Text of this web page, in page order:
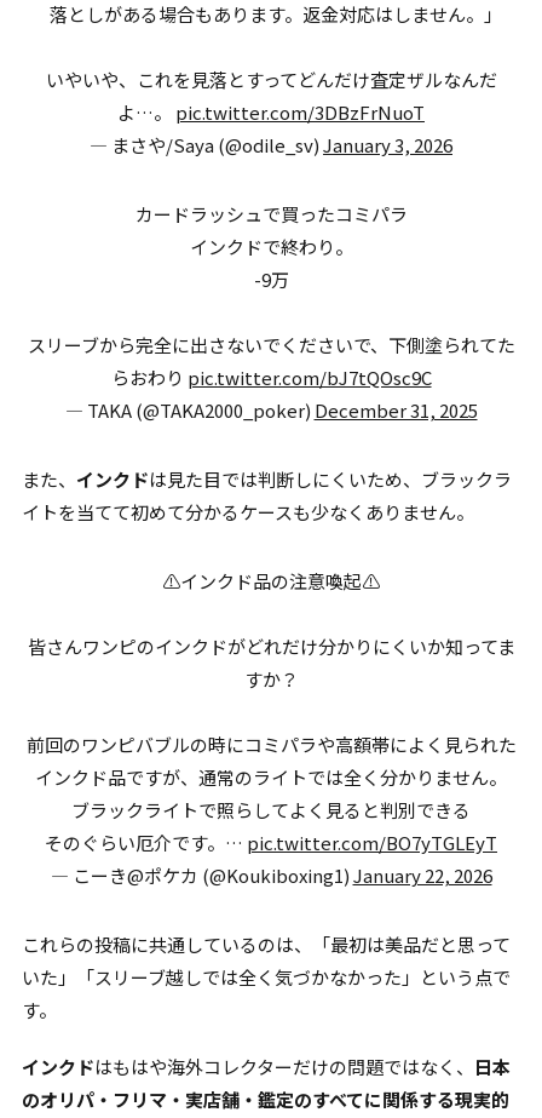
落としがある場合もあります。返金対応はしません。｣
いやいや、これを見落とすってどんだけ査定ザルなんだ
よ…。 pic.twitter.com/3DBzFrNuoT
— まさや/Saya (@odile_sv)January 3, 2026
カードラッシュで買ったコミパラ
インクドで終わり。
-9万
スリーブから完全に出さないでくださいで、下側塗られてた
らおわり pic.twitter.com/bJ7tQOsc9C
— TAKA (@TAKA2000_poker) December 31, 2025
また、 インクドは見た目では判断しにくいため、ブラックラ
イトを当てて初めて分かるケースも少なくありません。
⚠️インクド品の注意喚起⚠️
皆さんワンピのインクドがどれだけ分かりにくいか知ってま
すか？
前回のワンピバブルの時にコミパラや高額帯によく見られた
インクド品ですが、通常のライトでは全く分かりません。
ブラックライトで照らしてよく見ると判別できる
そのぐらい厄介です。… pic.twitter.com/BO7yTGLEyT
— こーき@ポケカ (@Koukiboxing1)January 22, 2026
これらの投稿に共通しているのは、「最初は美品だと思って
いた」「スリーブ越しでは全く気づかなかった」という点で
す。
インクドはもはや海外コレクターだけの問題ではなく、 日本
のオリパ・フリマ・実店舗・鑑定のすべてに関係する現実的